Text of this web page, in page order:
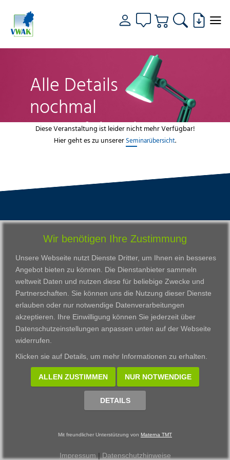
Alle Details
nochmal
genau fokussiert
Diese Veranstaltung ist leider nicht mehr Verfügbar!
Hier geht es zu unserer Seminarübersicht.
VWAK
Karriere
Kontakt
Download
Impressum
Datenschutzerklärung
Standorte
Darmstadt
Frankfurt am Main
Gießen
Kassel
Wiesbaden
Fortbildungszentrum
Bildungsangebot
Ausbildung
Zertifikatslehrgänge
Fortbildung
© 2002 - 2026 Materna TMT GmbH, powered by CARUSO
Wir benötigen Ihre Zustimmung
Unsere Webseite nutzt Dienste Dritter, um Ihnen ein besseres
Angebot bieten zu können. Die Dienstanbieter sammeln
weltweit Daten und nutzen diese für beliebige Zwecke und
Partnerschaften. Sie können uns die Nutzung dieser Dienste
erlauben oder nur notwendige Datenverarbeitungen
akzeptieren. Ihre Einwilligung können Sie jederzeit über
Datenschutzeinstellungen anpassen unten auf der Webseite
widerrufen.
Klicken sie auf Details, um mehr Informationen zu erhalten.
ALLEN ZUSTIMMEN NUR NOTWENDIGE
DETAILS
Mit freundlicher Unterstützung von Materna TMT
Impressum | Datenschutzhinweise